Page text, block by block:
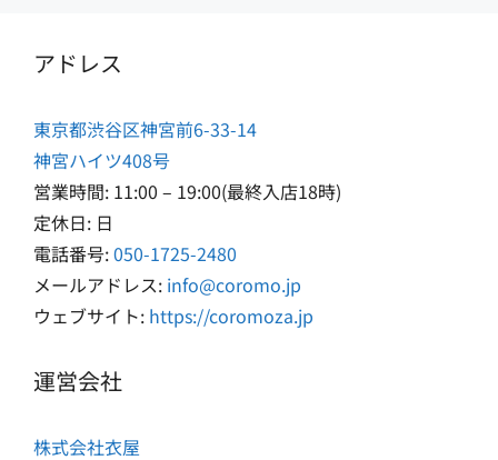
アドレス
東京都渋谷区神宮前6-33-14
神宮ハイツ408号
営業時間: 11:00 – 19:00(最終入店18時)
定休日: 日
電話番号:050-1725-2480
メールアドレス: info@coromo.jp
ウェブサイト: https://coromoza.jp
運営会社
株式会社衣屋